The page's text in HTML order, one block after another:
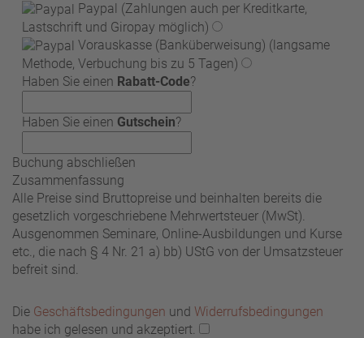
Paypal (Zahlungen auch per Kreditkarte,
Lastschrift und Giropay möglich)
Vorauskasse (Banküberweisung) (langsame
Methode, Verbuchung bis zu 5 Tagen)
Haben Sie einen Rabatt-Code?
Haben Sie einen Gutschein?
Buchung abschließen
Zusammenfassung
Alle Preise sind Bruttopreise und beinhalten bereits die
gesetzlich vorgeschriebene Mehrwertsteuer (MwSt).
Ausgenommen Seminare, Online-Ausbildungen und Kurse
etc., die nach § 4 Nr. 21 a) bb) UStG von der Umsatzsteuer
befreit sind.
Die Geschäftsbedingungen und Widerrufsbedingungen
habe ich gelesen und akzeptiert.